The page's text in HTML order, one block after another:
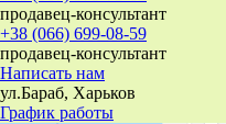
продавец-консультант
+38 (066) 699-08-59
продавец-консультант
Написать нам
ул.Бараб, Харьков
График работы